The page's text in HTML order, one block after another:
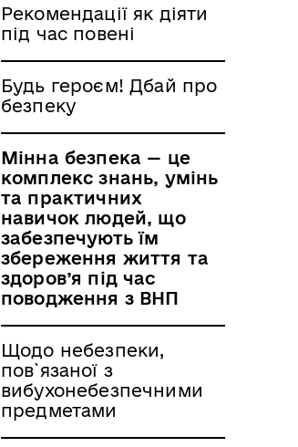
Рекомендації як діяти
під час повені
Будь героєм! Дбай про
безпеку
Мінна безпека — це
комплекс знань, умінь
та практичних
навичок людей, що
забезпечують їм
збереження життя та
здоров’я під час
поводження з ВНП
Щодо небезпеки,
пов`язаної з
вибухонебезпечними
предметами